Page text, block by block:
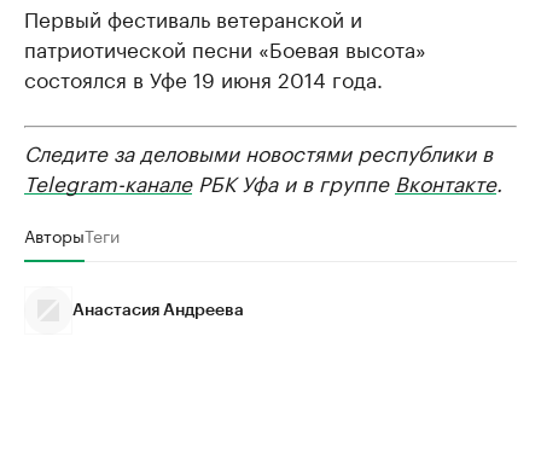
Первый фестиваль ветеранской и
патриотической песни «Боевая высота»
состоялся в Уфе 19 июня 2014 года.
Следите за деловыми новостями республики в
Telegram-каналеРБК Уфа и в группе Вконтакте.
АвторыТеги
Анастасия Андреева